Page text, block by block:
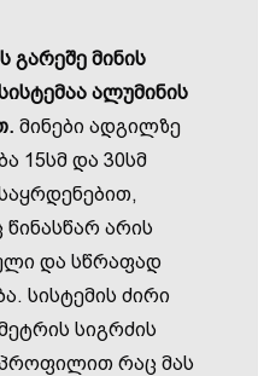
გარეშე მინის
ალუმინის
მინები ადგილზე
15სმ და 30სმ
არის
და სწრაფად
სისტემის ძირი
სიგრძის
რაც მას